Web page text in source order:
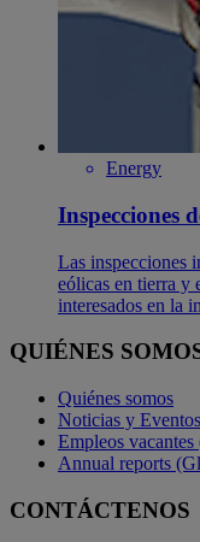
Energy
Inspecciones
Las inspecciones
eólicas en tierra y
interesados en la
QUIÉNES
Quiénes somos
Noticias y
Empleos
Annual reports
CONTÁCTENOS